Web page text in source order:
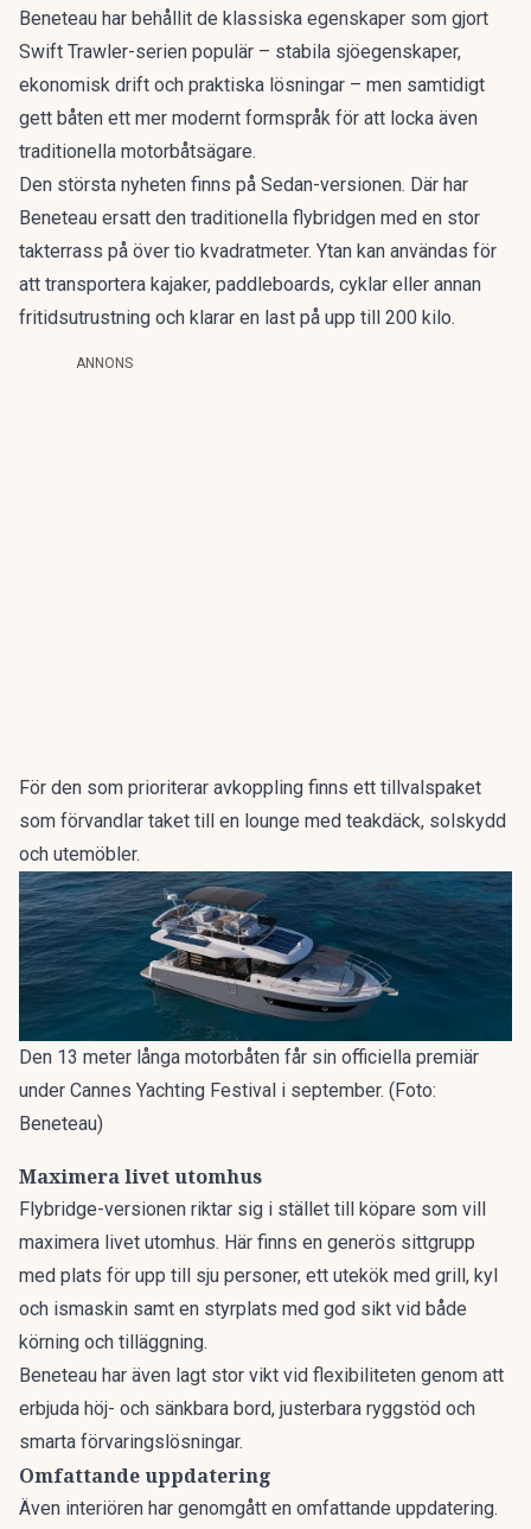
Beneteau har behållit de klassiska egenskaper som gjort
Swift Trawler-serien populär – stabila sjöegenskaper,
ekonomisk drift och praktiska lösningar – men samtidigt
gett båten ett mer modernt formspråk för att locka även
traditionella motorbåtsägare.
Den största nyheten finns på Sedan-versionen. Där har
Beneteau ersatt den traditionella flybridgen med en stor
takterrass på över tio kvadratmeter. Ytan kan användas för
att transportera kajaker, paddleboards, cyklar eller annan
fritidsutrustning och klarar en last på upp till 200 kilo.
ANNONS
För den som prioriterar avkoppling finns ett tillvalspaket
som förvandlar taket till en lounge med teakdäck, solskydd
och utemöbler.
Den 13 meter långa motorbåten får sin officiella premiär
under Cannes Yachting Festival i september. (Foto:
Beneteau)
Maximera livet utomhus
Flybridge-versionen riktar sig i stället till köpare som vill
maximera livet utomhus. Här finns en generös sittgrupp
med plats för upp till sju personer, ett utekök med grill, kyl
och ismaskin samt en styrplats med god sikt vid både
körning och tilläggning.
Beneteau har även lagt stor vikt vid flexibiliteten genom att
erbjuda höj- och sänkbara bord, justerbara ryggstöd och
smarta förvaringslösningar.
Omfattande uppdatering
Även interiören har genomgått en omfattande uppdatering.